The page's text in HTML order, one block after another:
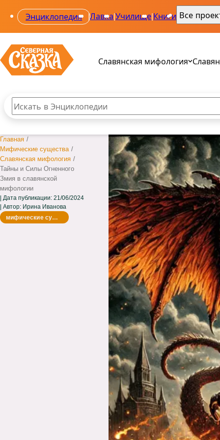
Энциклопедия |Лавка|Училище|Книги Все
Славянская мифология
Род
Поиск по сайту
Введите текст и нажмите кнопку «Найти», чтобы
Главная /
Мифические существа /
Славянская мифология /
Тайны и Силы Огненного
Змия в славянской
мифологии
Дата публикации: 21/06/2024
Автор: Ирина Иванова
мифические существа